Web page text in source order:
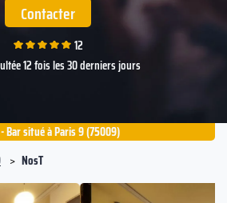
Contacter
12
12 fois les 30 derniers jours
Bar situé à Paris 9 (75009)
NosT